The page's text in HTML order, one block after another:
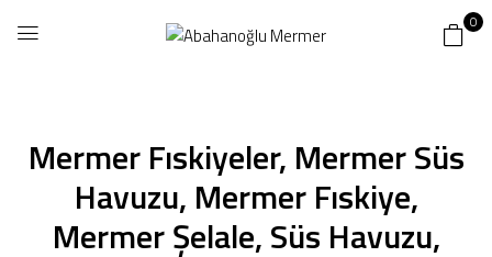
0
Mermer Fıskiyeler, Mermer Süs
Havuzu, Mermer Fıskiye,
Mermer Şelale, Süs Havuzu,